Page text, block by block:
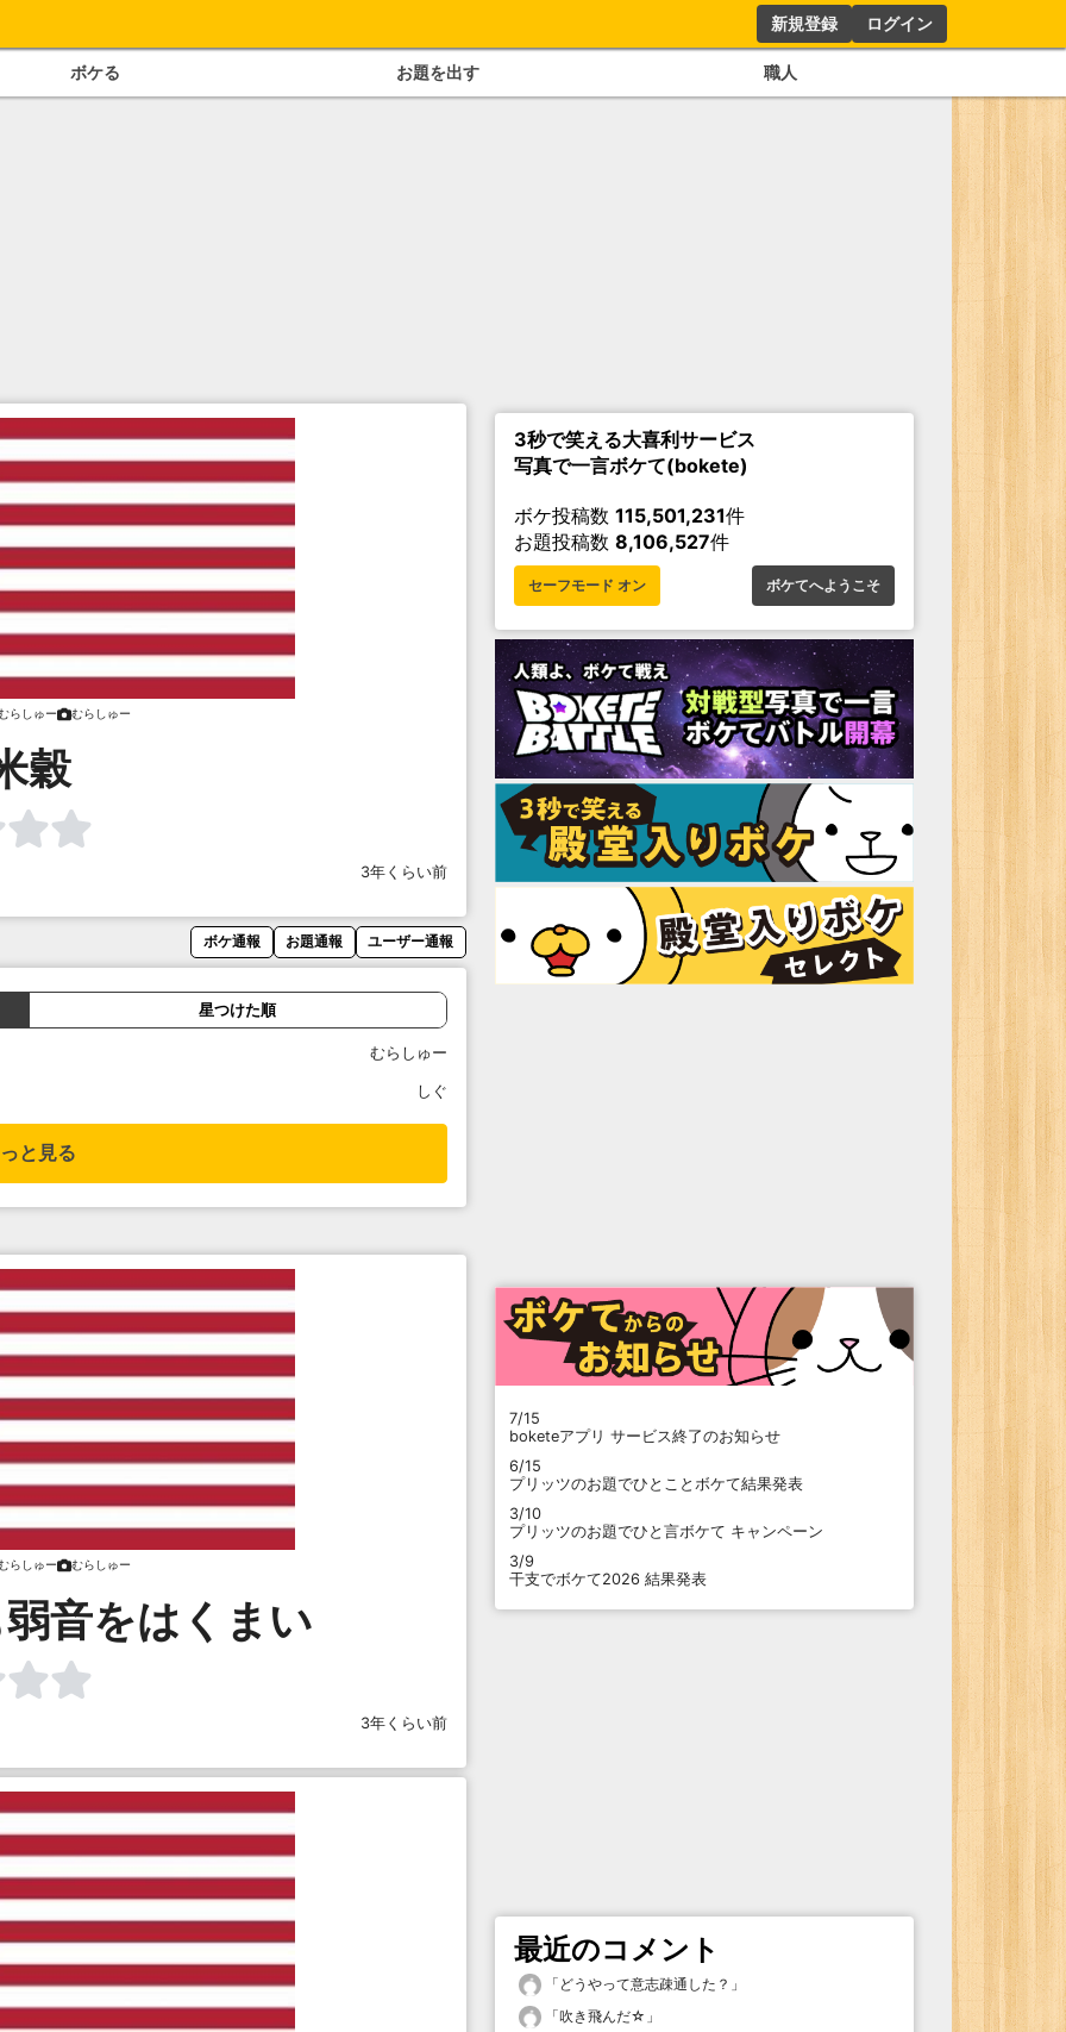
新規登録 ログイン
ボケる お題を出す 職人
らしゅー むらしゅー
穀
3年くらい前
ボケ通報 お題通報 ユーザー通報
星つけた順
むらしゅー
しぐ
と見る
らしゅー むらしゅー
音をはくまい
3年くらい前
3秒で笑える大喜利サービス
写真で一言ボケて(bokete)
ボケ投稿数 115,501,231件
お題投稿数 8,106,527件
セーフモード オン ボケてへようこそ
7/15
boketeアプリ サービス終了のお知らせ
6/15
プリッツのお題でひとことボケて結果発表
3/10
プリッツのお題でひと言ボケて キャンペーン
3/9
干支でボケて2026 結果発表
最近のコメント
「 どうやって意志疎通した？ 」
「吹き飛んだ☆ 」